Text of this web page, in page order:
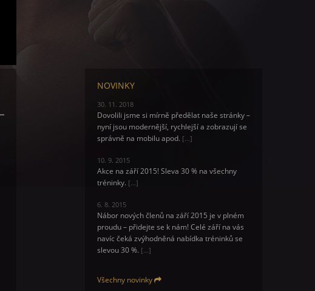
NOVINKY
30. 11. 2018
Dovolili jsme si mírně předělat naše stránky –
nyní jsou modernější, rychlejší a zobrazují se
správně na mobilu apod. […]
10. 9. 2015
Akce na září 2015! Sleva 30 % na všechny
tréninky. […]
6. 8. 2015
Nábor nových členů na září 2015 je v plném
proudu – přidejte se k nám! Celé září na vás
navíc čeká zvýhodněná nabídka tréninků se
slevou 30 %. […]
Všechny novinky